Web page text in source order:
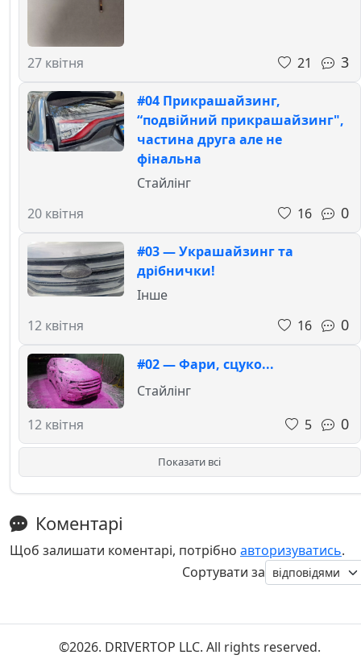
27 квітня 21 3
#04 Прикрашайзинг,
“подвійний прикрашайзинг",
частина друга але не
фінальна
20 квітня
Стайлінг
16
0
#03 — Украшайзинг та
дрібнички!
12 квітня
Інше
16
0
#02 — Фари, сцуко...
12 квітня
Стайлінг
5
0
Показати всі
Коментарі
Щоб залишати коментарі, потрібно авторизуватись.
Сортувати за
©2026. DRIVERTOP LLC. All rights reserved.